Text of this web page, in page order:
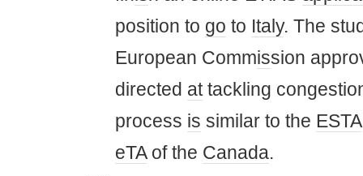
position to go to Italy. The
European Commission
directed attackling
process is similar to the ESTA
eTAof the Canada.